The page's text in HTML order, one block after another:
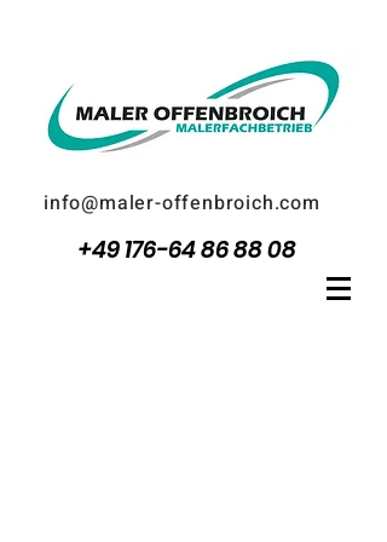
info@maler-offenbroich.com
+49 176-64 86 88 08